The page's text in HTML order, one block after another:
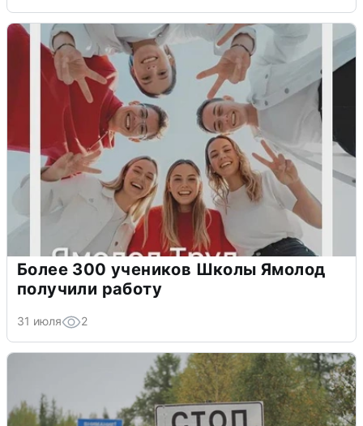
Более 300 учеников Школы Ямолод
получили работу
31 июля 2